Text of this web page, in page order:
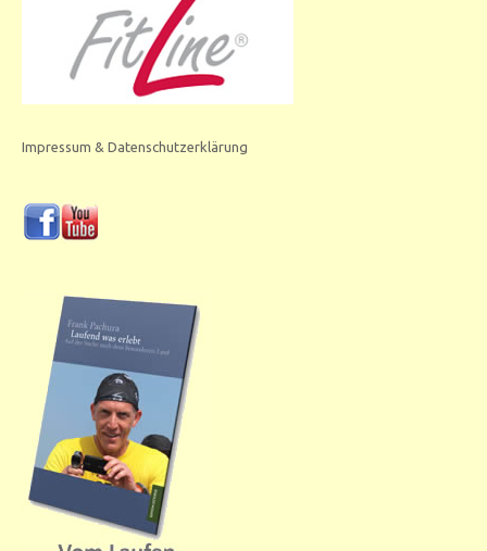
Impressum & Datenschutzerklärung